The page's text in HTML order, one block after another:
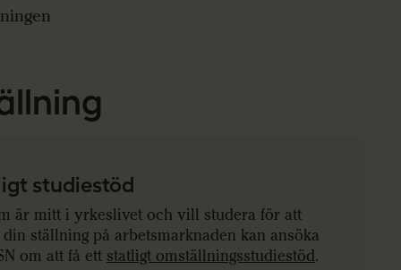
studiestöd
är mitt i yrkeslivet och vill studera för att
ställning på arbetsmarknaden kan ansöka
om att få ett statligt omställningsstudiestöd.